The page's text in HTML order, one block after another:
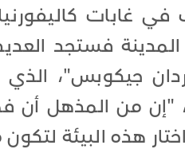
غابات
فستجد
جيكوبس"،
من المذهل أن
هذه البيئة لتكون